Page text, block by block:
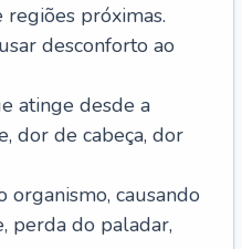
próximas.
desconforto ao
atinge desde a
dor de cabeça, dor
organismo, causando
perda do paladar,